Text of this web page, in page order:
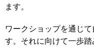
ます。
ワークショップを通じ
す。それに向けて一歩踏